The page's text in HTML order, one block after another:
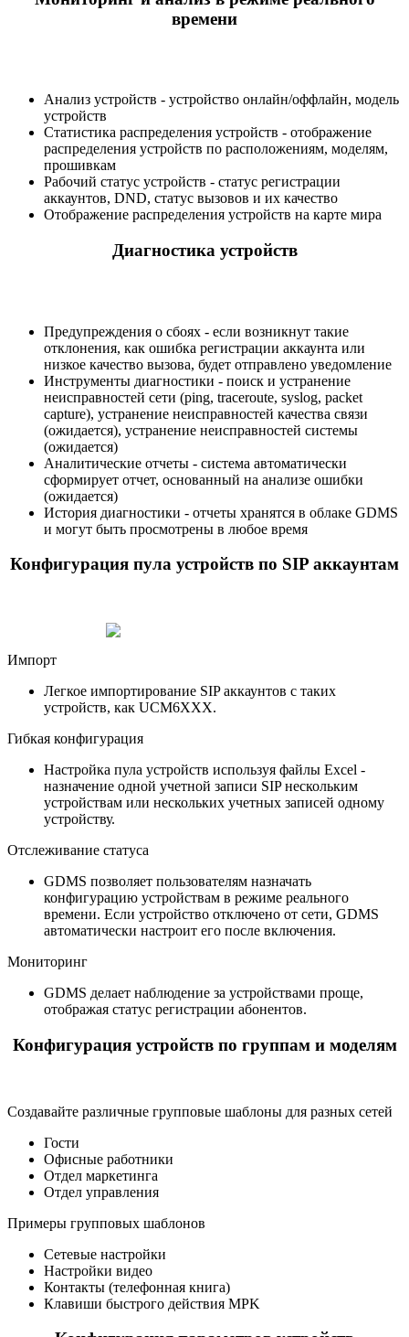
времени
Анализ устройств - устройство онлайн/оффлайн, модель
устройств
Статистика распределения устройств - отображение
распределения устройств по расположениям, моделям,
прошивкам
Рабочий статус устройств - статус регистрации
аккаунтов, DND, статус вызовов и их качество
Отображение распределения устройств на карте мира
Диагностика устройств
Предупреждения о сбоях - если возникнут такие
отклонения, как ошибка регистрации аккаунта или
низкое качество вызова, будет отправлено уведомление
Инструменты диагностики - поиск и устранение
неисправностей сети (ping, traceroute, syslog, packet
capture), устранение неисправностей качества связи
(ожидается), устранение неисправностей системы
(ожидается)
Аналитические отчеты - система автоматически
сформирует отчет, основанный на анализе ошибки
(ожидается)
История диагностики - отчеты хранятся в облаке GDMS
и могут быть просмотрены в любое время
Конфигурация пула устройств по SIP аккаунтам
Импорт
Легкое импортирование SIP аккаунтов с таких
устройств, как UCM6XXX.
Гибкая конфигурация
Настройка пула устройств используя файлы Excel -
назначение одной учетной записи SIP нескольким
устройствам или нескольких учетных записей одному
устройству.
Отслеживание статуса
GDMS позволяет пользователям назначать
конфигурацию устройствам в режиме реального
времени. Если устройство отключено от сети, GDMS
автоматически настроит его после включения.
Мониторинг
GDMS делает наблюдение за устройствами проще,
отображая статус регистрации абонентов.
Конфигурация устройств по группам и моделям
Создавайте различные групповые шаблоны для разных сетей
Гости
Офисные работники
Отдел маркетинга
Отдел управления
Примеры групповых шаблонов
Сетевые настройки
Настройки видео
Контакты (телефонная книга)
Клавиши быстрого действия MPK